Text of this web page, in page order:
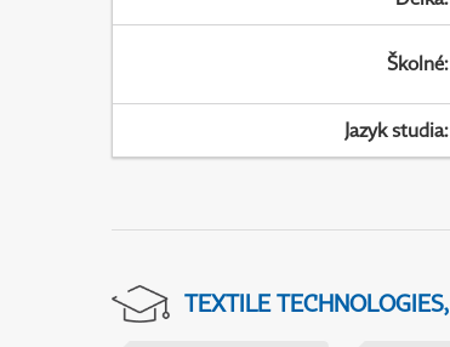
Školné:
Jazyk studia:
TEXTILE